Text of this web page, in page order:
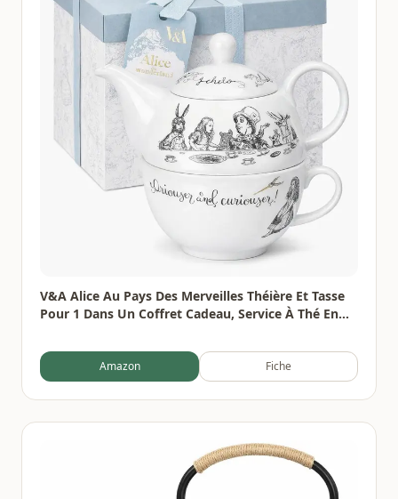
V&A Alice Au Pays Des Merveilles Théière Et Tasse
Pour 1 Dans Un Coffret Cadeau, Service À Thé En
Amazon Fiche